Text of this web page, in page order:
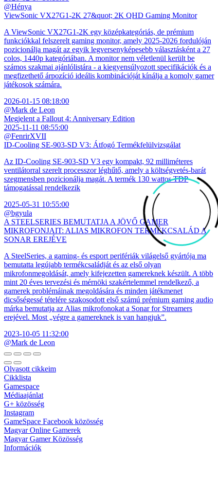
@Hénya
ViewSonic VX27G1-2K 27&quot; 2K QHD Gaming Monitor
A ViewSonic VX27G1-2K egy középkategóriás, de prémium
funkciókkal felszerelt gaming monitor, amely 2025-2026 fordulóján
pozicionálja magát az egyik legversenyképesebb választásként a 27
colos, 1440p kategóriában. A monitor nem véletlenül került be
számos szakmai ajánlólistára - a kiegyensúlyozott specifikációk és a
megfizethető árpozíció ideális kombinációját kínálja a komoly gamer
játékosok számára.
2026-01-15 08:18:00
@Mark de Leon
Megjelent a Fallout 4: Anniversary Edition
2025-11-11 08:55:00
@FenrirXVII
ID-Cooling SE-903-SD V3: Átfogó Termékfelülvizsgálat
Az ID-Cooling SE-903-SD V3 egy kompakt, 92 milliméteres
ventilátorral szerelt processzor léghűtő, amely a költségvetés-barát
szegmensben pozicionálja magát. A termék 130 wattos TDP
támogatással rendelkezik
2025-05-31 10:55:00
@bgyula
A STEELSERIES BEMUTATJA A JÖVŐ GAMER
MIKROFONJAIT: ALIAS MIKROFON TERMÉKCSALÁD A
SONAR EREJÉVE
A SteelSeries, a gaming- és esport perifériák világelső gyártója ma
bemutatta legújabb termékcsaládját és az első olyan
mikrofonmegoldását, amely kifejezetten gamereknek készült. A több
mint 20 éves tervezési és mérnöki szakértelemmel rendelkező, a
gamerek problémáinak megoldására és minden játékmenet
dicsőségessé tételére szakosodott első számú prémium gaming audio
márka bemutatja az Alias mikrofonokat a Sonar for Streamers
erejével. Most „végre a gamereknek is van hangjuk”.
2023-10-05 11:32:00
@Mark de Leon
Olvasott cikkeim
Cikklista
Gamespace
Médiaajánlat
G+ közösség
Instagram
GameSpace Facebook közösség
Magyar Online Gamerek
Magyar Gamer Közösség
Információk